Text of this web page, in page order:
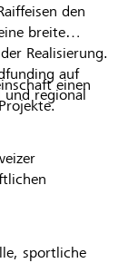
den
breite
Realisierung.
auf
und regional
einen
sportliche